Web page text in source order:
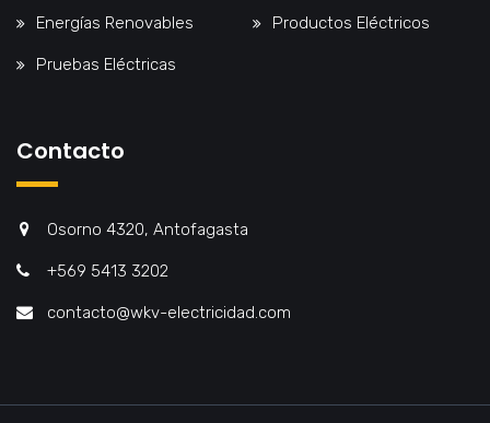
Energías Renovables Productos Eléctricos
Pruebas Eléctricas
Contacto
Osorno 4320, Antofagasta
+569 5413 3202
contacto@wkv-electricidad.com